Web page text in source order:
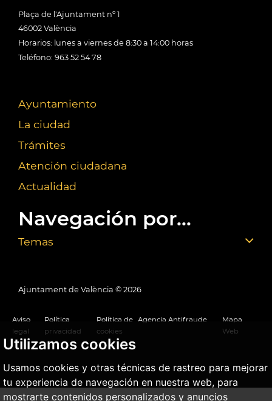
Utilizamos cookies
Usamos cookies y otras técnicas de rastreo para mejorar
tu experiencia de navegación en nuestra web, para
mostrarte contenidos personalizados y anuncios
Plaça de l'Ajuntament nº 1
46002 València
Horarios: lunes a viernes de 8:30 a 14:00 horas
Teléfono: 963 52 54 78
Ayuntamiento
La ciudad
Trámites
Atención ciudadana
Actualidad
Navegación por...
Temas
Ajuntament de València © 2026
Aviso
legal
Política
privacidad
Política de
cookies
Agencia Antifraude
Mapa
Web